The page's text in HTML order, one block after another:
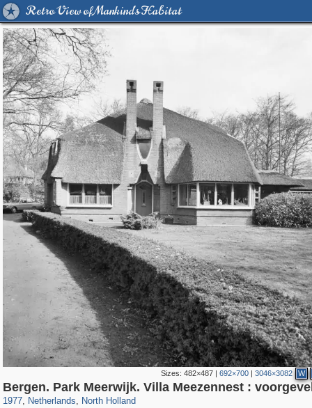
Retro View of Mankind's Habitat
Sizes: 482×487| 692×700| 3046×3082 W
Bergen. Park Meerwijk. Villa Meezennest :
1977, Netherlands
37,045 2,504
, North Holland
21,009 2,454